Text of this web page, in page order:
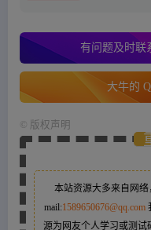
有问题及时联
大牛的
版权声明
本站资源大多来自网
mail:1589650676@qq.com
源为网友个人学习或测试